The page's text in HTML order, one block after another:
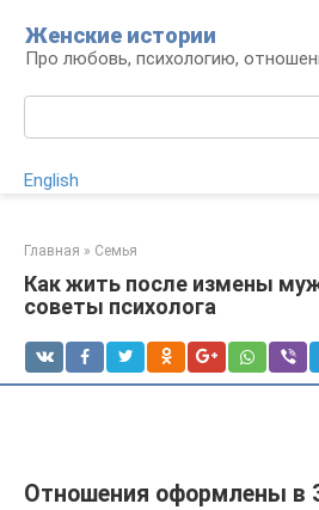
контенту
Женские истории
Про любовь, психологию,
English
Главная » Семья
Как жить после измены
советы психолога
Отношения оформлены в